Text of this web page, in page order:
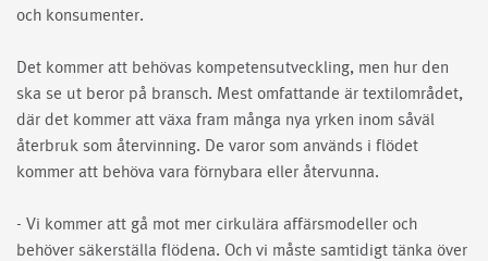
och konsumenter.
Det kommer att behövas kompetensutveckling, men hur den
ska se ut beror på bransch. Mest omfattande är textilområdet,
där det kommer att växa fram många nya yrken inom såväl
återbruk som återvinning. De varor som används i flödet
kommer att behöva vara förnybara eller återvunna.
- Vi kommer att gå mot mer cirkulära affärsmodeller och
behöver säkerställa flödena. Och vi måste samtidigt tänka över